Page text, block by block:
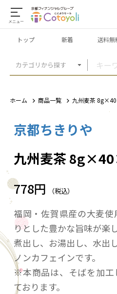
メニュー
カテゴリから探す
トップ 新着 送料無
ホーム 商品一覧 九州麦茶
京都ちきりや
九州麦茶
778円 （税込）
福岡・佐賀県産の大麦
りとした豊かな旨味が楽
煮出し、お湯出し、水出
ノンカフェインです。
※本商品は、そばを加工
ております。